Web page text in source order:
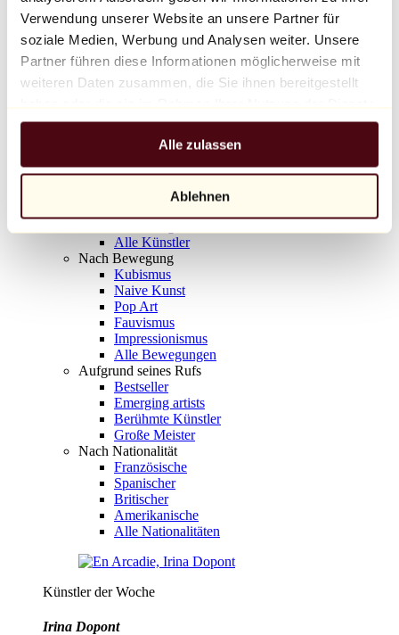
Verwendung unserer Website an unsere Partner für
soziale Medien, Werbung und Analysen weiter. Unsere
Partner führen diese Informationen möglicherweise mit
weiteren Daten zusammen, die Sie ihnen bereitgestellt
gesammelt haben.
Alle zulassen
Ablehnen
Balloon Dog (Orange)
Jeff Koons
10.000 €
Entdecken
Alle Bildhauer
Alle Fotografen
Alle Künstler
Nach Bewegung
Kubismus
Naive Kunst
Pop Art
Fauvismus
Impressionismus
Alle Bewegungen
Aufgrund seines Rufs
Bestseller
Emerging artists
Berühmte Künstler
Große Meister
Nach Nationalität
Französische
Spanischer
Britischer
Amerikanische
Alle Nationalitäten
Künstler der Woche
Irina Dopont